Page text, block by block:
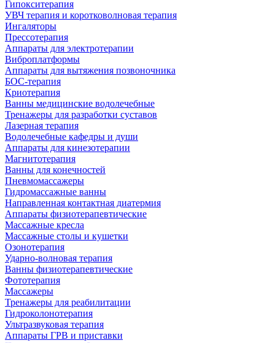
Гипокситерапия
УВЧ терапия и коротковолновая терапия
Ингаляторы
Прессотерапия
Аппараты для электротерапии
Виброплатформы
Аппараты для вытяжения позвоночника
БОС-терапия
Криотерапия
Ванны медицинские водолечебные
Тренажеры для разработки суставов
Лазерная терапия
Водолечебные кафедры и души
Аппараты для кинезотерапии
Магнитотерапия
Ванны для конечностей
Пневмомассажеры
Гидромассажные ванны
Направленная контактная диатермия
Аппараты физиотерапевтические
Массажные кресла
Массажные столы и кушетки
Озонотерапия
Ударно-волновая терапия
Ванны физиотерапевтические
Фототерапия
Массажеры
Тренажеры для реабилитации
Гидроколонотерапия
Ультразвуковая терапия
Аппараты ГРВ и приставки